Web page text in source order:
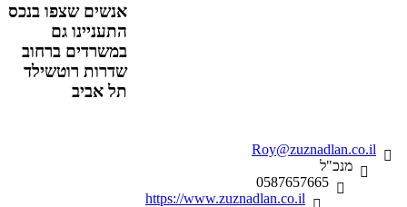
Roy@zuznadlan.co.il
מנכ"ל
0587657665
https://www.zuznadlan.co.il
אנשים שצפו בנכס
התעניינו גם
במשרדים ברחוב
שדרות רוטשילד
תל אביב